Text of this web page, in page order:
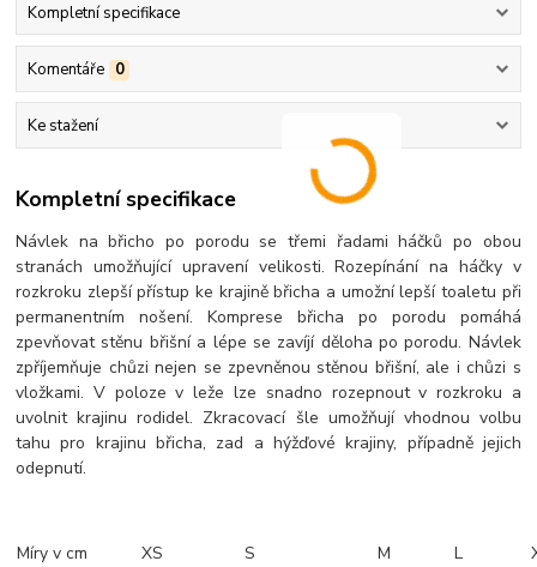
Kompletní specifikace
Komentáře 0
Ke stažení
Kompletní specifikace
Návlek na břicho po porodu se třemi řadami háčků po obou
stranách umožňující upravení velikosti. Rozepínání na háčky v
rozkroku zlepší přístup ke krajině břicha a umožní lepší toaletu při
permanentním nošení. Komprese břicha po porodu pomáhá
zpevňovat stěnu břišní a lépe se zavíjí děloha po porodu. Návlek
zpříjemňuje chůzi nejen se zpevněnou stěnou břišní, ale i chůzi s
vložkami. V poloze v leže lze snadno rozepnout v rozkroku a
uvolnit krajinu rodidel. Zkracovací šle umožňují vhodnou volbu
tahu pro krajinu břicha, zad a hýžďové krajiny, případně jejich
odepnutí.
Míry v cm XS S M L